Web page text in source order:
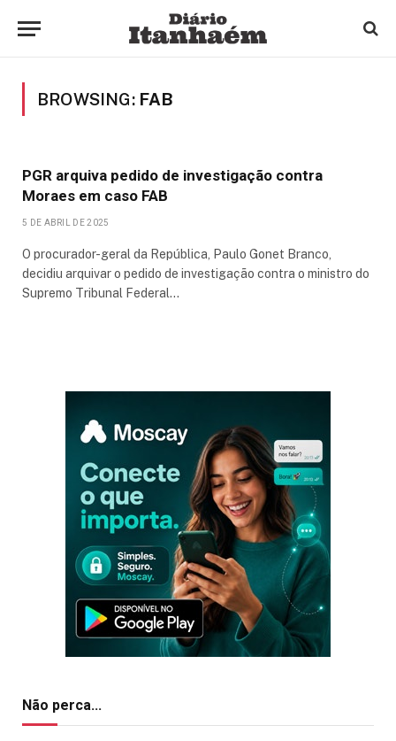
BROWSING: FAB
PGR arquiva pedido de investigação contra
Moraes em caso FAB
5 DE ABRIL DE 2025
O procurador-geral da República, Paulo Gonet Branco,
decidiu arquivar o pedido de investigação contra o ministro do
Supremo Tribunal Federal…
Não perca...